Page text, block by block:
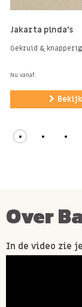
Jakarta pinda's
Gekruid & knapperig
Nu vanaf:
Over
In de video zie